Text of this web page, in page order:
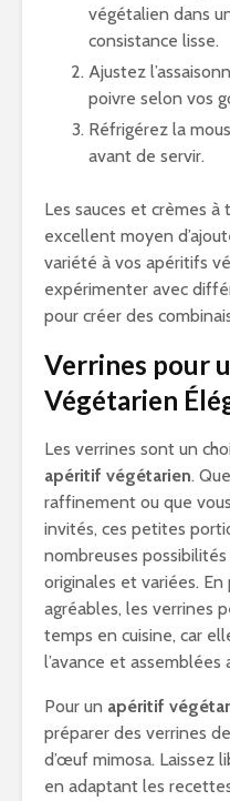
végétalien dans
consistance lisse.
Ajustez
poivre selon vos
Réfrigérez la
avant de servir.
Les sauces et crèmes
excellent moyen
variété à vos apéritifs
expérimenter avec
pour créer des
Verrines pour
Végétarien
Les verrines sont un
apéritif végétarien.
raffinement ou que
invités, ces petites
nombreuses
originales et variées.
agréables, les verrines
temps en cuisine, car
l’avance et
Pour un apéritif
préparer des verrines
d’œuf mimosa. Laissez
en adaptant les